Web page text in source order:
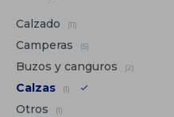
Calzado (11)
Camperas (5)
Buzos y canguros (2)
Calzas (1)
Otros (1)